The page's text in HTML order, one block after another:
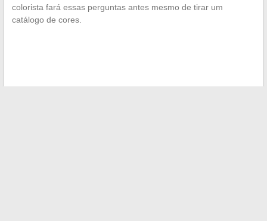
colorista fará essas perguntas antes mesmo de tirar um
catálogo de cores.